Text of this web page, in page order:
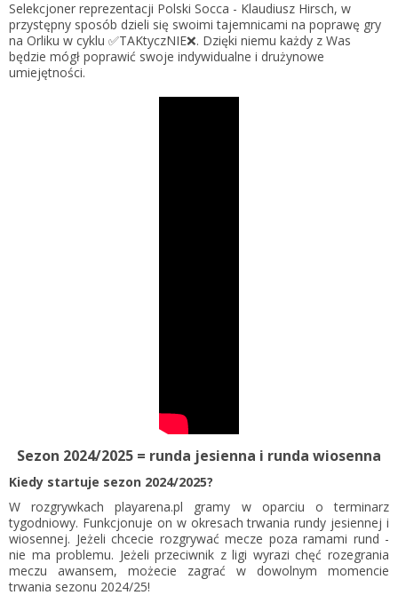
Selekcjoner reprezentacji Polski Socca - Klaudiusz Hirsch, w
przystępny sposób dzieli się swoimi tajemnicami na poprawę gry
na Orliku w cyklu ✅TAKtyczNIE❌. Dzięki niemu każdy z Was
będzie mógł poprawić swoje indywidualne i drużynowe
umiejętności.
Sezon 2024/2025 = runda jesienna i runda wiosenna
Kiedy startuje sezon 2024/2025?
W rozgrywkach playarena.pl gramy w oparciu o terminarz
tygodniowy. Funkcjonuje on w okresach trwania rundy jesiennej i
wiosennej. Jeżeli chcecie rozgrywać mecze poza ramami rund -
nie ma problemu. Jeżeli przeciwnik z ligi wyrazi chęć rozegrania
meczu awansem, możecie zagrać w dowolnym momencie
trwania sezonu 2024/25!